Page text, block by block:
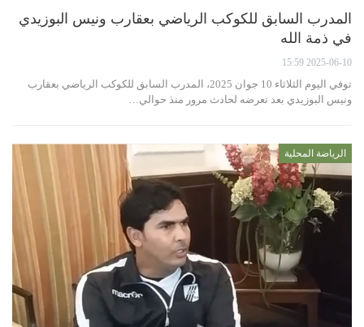
المدرب السابق للكوكب الرياضي بعقارب ونيس البوزيدي
في ذمة الله
2025-06-10 15:59
توفي اليوم الثلاثاء 10 جوان 2025، المدرب السابق للكوكب الرياضي بعقارب
ونيس البوزيدي بعد تعرضه لحادث مرور منذ حوالي…
الرياضة المحلية